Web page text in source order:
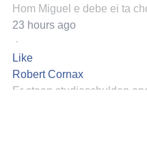
Hom Miguel e debe ei ta
23 hours ago
·
Like
Robert Cornax
Er staan studieschulden